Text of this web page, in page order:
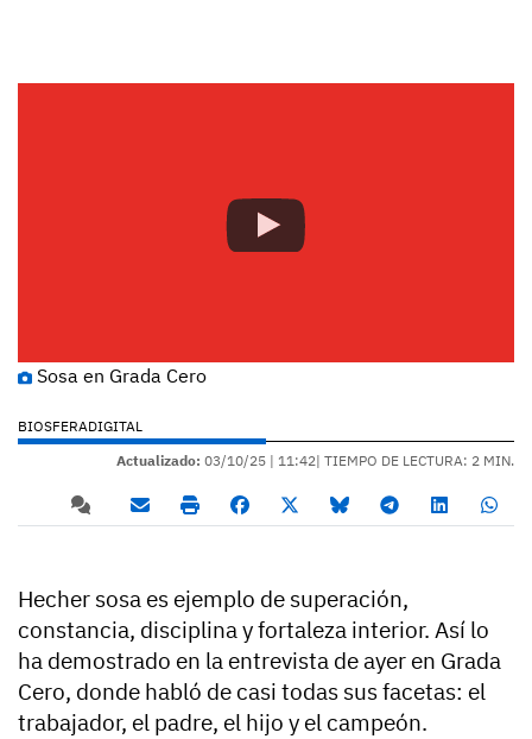
Sosa en Grada Cero
BIOSFERADIGITAL
Actualizado: 03/10/25 | 11:42| TIEMPO DE LECTURA: 2 MIN.
Hecher sosa es ejemplo de superación,
constancia, disciplina y fortaleza interior. Así lo
ha demostrado en la entrevista de ayer en Grada
Cero, donde habló de casi todas sus facetas: el
trabajador, el padre, el hijo y el campeón.